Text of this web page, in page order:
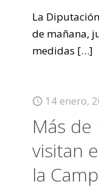
La
de mañana,
medidas […]
14 enero,
Más
visitan
la